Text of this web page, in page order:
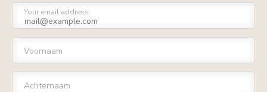
Your email address
Voornaam
Achternaam